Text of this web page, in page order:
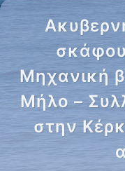
Μηχανική
Μήλο –
στην